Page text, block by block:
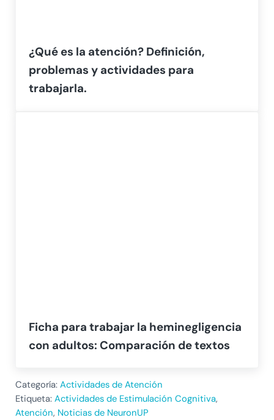
¿Qué es la atención? Definición,
problemas y actividades para
trabajarla.
Ficha para trabajar la heminegligencia
con adultos: Comparación de textos
Categoría: Actividades de Atención
Etiqueta: Actividades de Estimulación Cognitiva,
Atención, Noticias de NeuronUP